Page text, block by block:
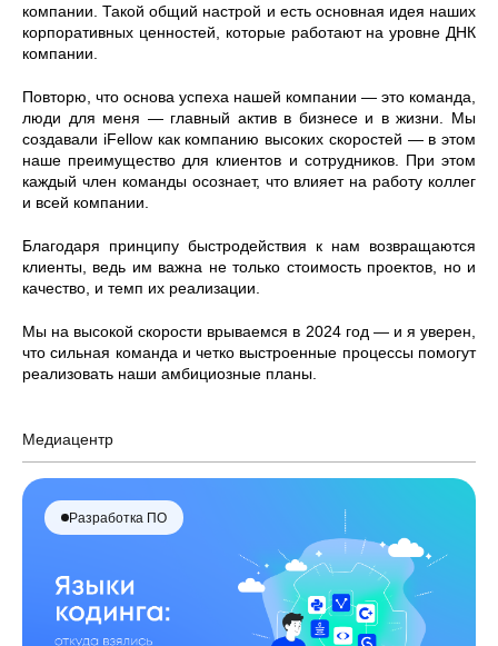
компании. Такой общий настрой и есть основная идея наших
корпоративных ценностей, которые работают на уровне ДНК
компании.
Повторю, что основа успеха нашей компании — это команда,
люди для меня — главный актив в бизнесе и в жизни. Мы
создавали iFellow как компанию высоких скоростей — в этом
наше преимущество для клиентов и сотрудников. При этом
каждый член команды осознает, что влияет на работу коллег
и всей компании.
Благодаря принципу быстродействия к нам возвращаются
клиенты, ведь им важна не только стоимость проектов, но и
качество, и темп их реализации.
Мы на высокой скорости врываемся в 2024 год — и я уверен,
что сильная команда и четко выстроенные процессы помогут
реализовать наши амбициозные планы.
Медиацентр
Разработка ПО